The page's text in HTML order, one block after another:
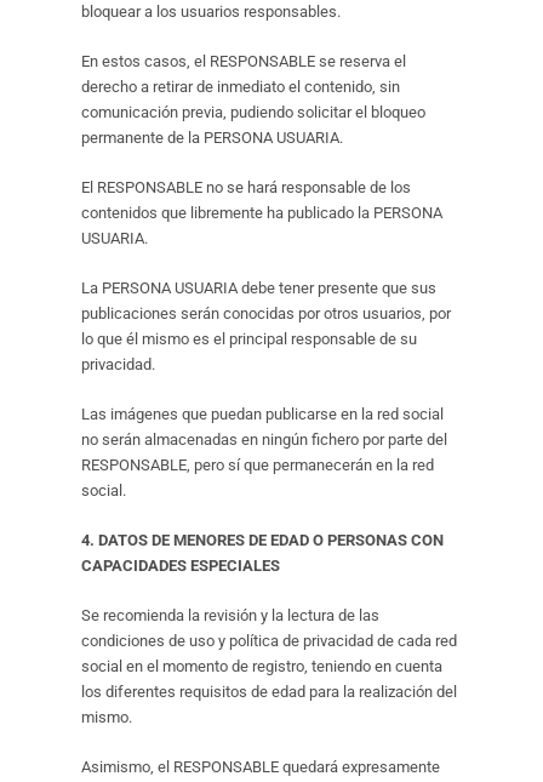
bloquear a los usuarios responsables.
En estos casos, el RESPONSABLE se reserva el
derecho a retirar de inmediato el contenido, sin
comunicación previa, pudiendo solicitar el bloqueo
permanente de la PERSONA USUARIA.
El RESPONSABLE no se hará responsable de los
contenidos que libremente ha publicado la PERSONA
USUARIA.
La PERSONA USUARIA debe tener presente que sus
publicaciones serán conocidas por otros usuarios, por
lo que él mismo es el principal responsable de su
privacidad.
Las imágenes que puedan publicarse en la red social
no serán almacenadas en ningún fichero por parte del
RESPONSABLE, pero sí que permanecerán en la red
social.
4. DATOS DE MENORES DE EDAD O PERSONAS CON
CAPACIDADES ESPECIALES
Se recomienda la revisión y la lectura de las
condiciones de uso y política de privacidad de cada red
social en el momento de registro, teniendo en cuenta
los diferentes requisitos de edad para la realización del
mismo.
Asimismo, el RESPONSABLE quedará expresamente